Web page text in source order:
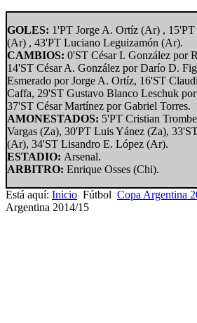
GOLES: 1'PT Jorge A. Ortíz (Ar) ,
(Ar) , 43'PT Luciano Leguizamón (Ar).
CAMBIOS: 0'ST César I. González por
14'ST César A. González por Darío D.
Esmerado por Jorge A. Ortíz, 16'ST
Caffa, 29'ST Gustavo Blanco Leschuk
37'ST César Martínez por Gabriel Torres.
AMONESTADOS: 5'PT Cristian
Vargas (Za), 30'PT Luis Yánez (Za),
(Ar), 34'ST Lisandro E. López (Ar).
ESTADIO: Arsenal.
ARBITRO: Enrique Osses (Chi).
Está aquí: Inicio Fútbol Copa Argentina
Argentina 2014/15